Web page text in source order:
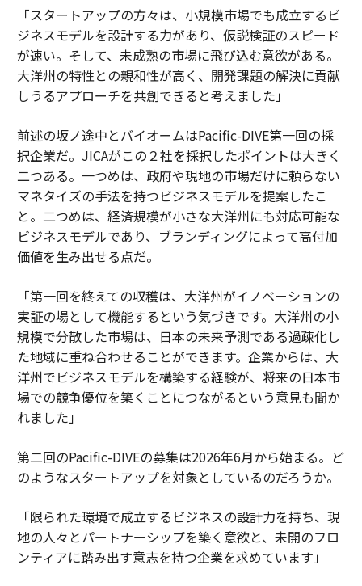
「スタートアップの方々は、小規模市場でも成立するビ
ジネスモデルを設計する力があり、仮説検証のスピード
が速い。そして、未成熟の市場に飛び込む意欲がある。
大洋州の特性との親和性が高く、開発課題の解決に貢献
しうるアプローチを共創できると考えました」
前述の坂ノ途中とバイオームはPacific-DIVE第一回の採
択企業だ。JICAがこの２社を採択したポイントは大きく
二つある。一つめは、政府や現地の市場だけに頼らない
マネタイズの手法を持つビジネスモデルを提案したこ
と。二つめは、経済規模が小さな大洋州にも対応可能な
ビジネスモデルであり、ブランディングによって高付加
価値を生み出せる点だ。
「第一回を終えての収穫は、大洋州がイノベーションの
実証の場として機能するという気づきです。大洋州の小
規模で分散した市場は、日本の未来予測である過疎化し
た地域に重ね合わせることができます。企業からは、大
洋州でビジネスモデルを構築する経験が、将来の日本市
場での競争優位を築くことにつながるという意見も聞か
れました」
第二回のPacific-DIVEの募集は2026年6月から始まる。ど
のようなスタートアップを対象としているのだろうか。
「限られた環境で成立するビジネスの設計力を持ち、現
地の人々とパートナーシップを築く意欲と、未開のフロ
ンティアに踏み出す意志を持つ企業を求めています」